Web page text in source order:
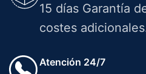
15 días Garantía
costes
Atención 24/7